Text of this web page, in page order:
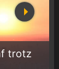
trotz